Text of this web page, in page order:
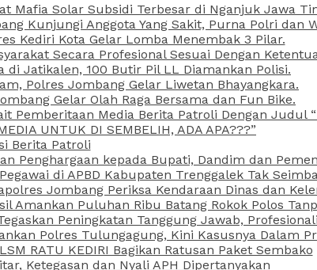
Mafia Solar Subsidi Terbesar di Nganjuk Jawa
Kunjungi Anggota Yang Sakit, Purna Polri dan
Kediri Kota Gelar Lomba Menembak 3 Pilar.
Secara Profesional Sesuai Dengan
di Jatikalen, 100 Butir Pil LL Diamankan Polisi.
Polres Jombang Gelar Liwetan Bhayangkara.
Gelar Olah Raga Bersama dan Fun Bike.
Pemberitaan Media Berita Patroli Dengan Judul
UNTUK DI SEMBELIH, ADA APA???”
Berita Patroli
Penghargaan kepada Bupati, Dandim dan
di APBD Kabupaten Trenggalek Tak
Jombang Periksa Kendaraan Dinas dan
Amankan Puluhan Ribu Batang Rokok Polos
Peningkatan Tanggung Jawab,
Polres Tulungagung, Kini Kasusnya Dalam
RATU KEDIRI Bagikan Ratusan Paket Sembako
Ketegasan dan Nyali APH Dipertanyakan